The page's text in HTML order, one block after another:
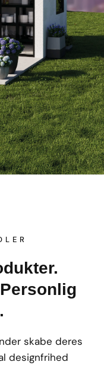
skabe deres
designfrihed